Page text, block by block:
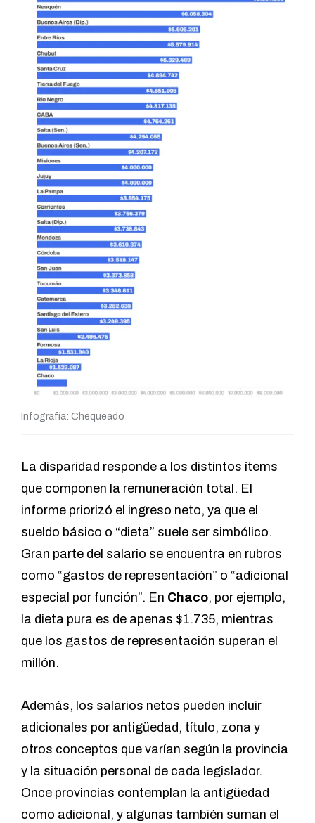
Infografía: Chequeado
La disparidad responde a los distintos ítems
que componen la remuneración total. El
informe priorizó el ingreso neto, ya que el
sueldo básico o “dieta” suele ser simbólico.
Gran parte del salario se encuentra en rubros
como “gastos de representación” o “adicional
especial por función”. En Chaco, por ejemplo,
la dieta pura es de apenas $1.735, mientras
que los gastos de representación superan el
millón.
Además, los salarios netos pueden incluir
adicionales por antigüedad, título, zona y
otros conceptos que varían según la provincia
y la situación personal de cada legislador.
Once provincias contemplan la antigüedad
como adicional, y algunas también suman el